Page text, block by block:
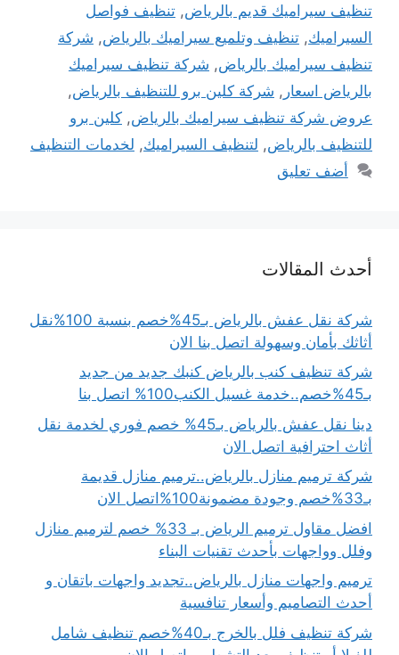
تنظيف سيراميك قديم بالرياض, تنظيف فواصل
السيراميك, تنظيف وتلميع سيراميك بالرياض, شركة
تنظيف سيراميك بالرياض, شركة تنظيف سيراميك
بالرياض اسعار , شركة كلين برو للتنظيف بالرياض,
عروض شركة تنظيف سيراميك بالرياض, كلين برو
للتنظيف بالرياض, لتنظيف السيراميك, لخدمات التنظيف
أضف تعليق
أحدث المقالات
شركة نقل عفش بالرياض بـ45%خصم بنسبة 100%نقل
أثاثك بأمان وسهولة اتصل بنا الان
شركة تنظيف كنب بالرياض كنبك جديد من جديد
بـ45%خصم..خدمة غسيل الكنب100% اتصل بنا
دينا نقل عفش بالرياض بـ45% خصم فوري لخدمة نقل
أثاث احترافية اتصل الان
شركة ترميم منازل بالرياض..ترميم منازل قديمة
بـ33%خصم وجودة مضمونة100%اتصل الان
افضل مقاول ترميم الرياض بـ 33% خصم لترميم منازل
وفلل وواجهات بأحدث تقنيات البناء
ترميم واجهات منازل بالرياض..تجديد واجهات باتقان و
أحدث التصاميم وأسعار تنافسية
شركة تنظيف فلل بالخرج بـ40%خصم تنظيف شامل